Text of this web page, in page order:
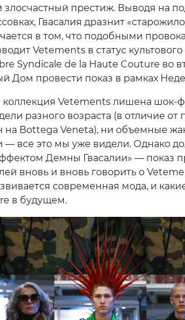
злосчастный престиж. Выводя на
Гвасалия дразнит
в том, что подобными
Vetements в статус
Syndicale de la Haute Couture во
Дом провести показ в рамках
коллекция Vetements лишена шок-
разного возраста (в отличие
на Bottega Veneta), ни объемные
— все это мы уже видели. Однако
Демны Гвасалии» — показ
вновь и вновь говорить о
современная мода, и
в будущем.